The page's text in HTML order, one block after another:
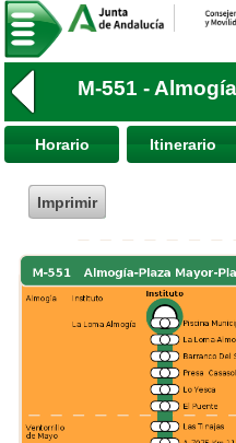
M-551 -
Horario Itinerario
Imprimir